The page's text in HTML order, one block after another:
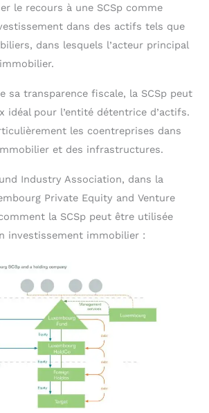
le recours à une SCSp comme
dans des actifs tels que
dans lesquels l’acteur principal
sa transparence fiscale, la SCSp peut
idéal pour l’entité détentrice d’actifs.
les coentreprises dans
et des infrastructures.
Industry Association, dans la
Private Equity and Venture
la SCSp peut être utilisée
investissement immobilier :